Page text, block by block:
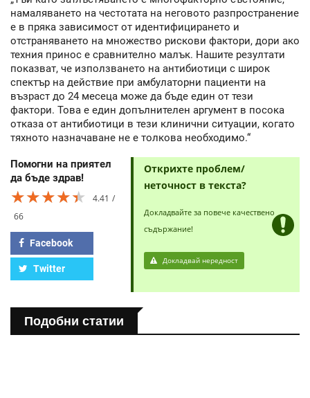
намаляването на честотата на неговото разпространение
е в пряка зависимост от идентифицирането и
отстраняването на множество рискови фактори, дори ако
техния принос е сравнително малък. Нашите резултати
показват, че използването на антибиотици с широк
спектър на действие при амбулаторни пациенти на
възраст до 24 месеца може да бъде един от тези
фактори. Това е един допълнителен аргумент в посока
отказа от антибиотици в тези клинични ситуации, когато
тяхното назначаване не е толкова необходимо.“
Помогни на приятел
да бъде здрав!
★★★★★
★★★★★
★★★★★
4.41
66
Facebook
Twitter
Открихте проблем/
неточност в текста?
Докладвайте за повече качествено
съдържание!
Докладвай нередност
Подобни статии